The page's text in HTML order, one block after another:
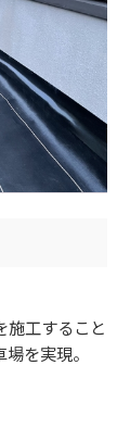
施工すること
を実現。